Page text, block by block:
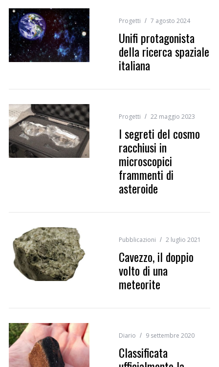
Progetti 7 agosto 2024
Unifi protagonista
della ricerca spaziale
italiana
Progetti 22 maggio 2023
I segreti del cosmo
racchiusi in
microscopici
frammenti di
asteroide
Pubblicazioni 2 luglio 2021
Cavezzo, il doppio
volto di una
meteorite
Diario 9 settembre 2020
Classificata